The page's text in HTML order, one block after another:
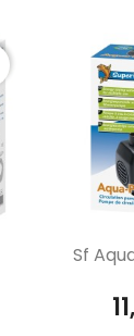

Sf